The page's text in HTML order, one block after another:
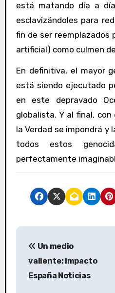
está matando día a
esclavizándoles para
fin de ser reemplazados
artificial) como culmen
En definitiva, el mayor
está siendo ejecutado
en este depravado
globalista. Y al final, con
la Verdad se impondrá y
todos estos
perfectamente
N
Un medio
valiente: Impacto
España Noticias